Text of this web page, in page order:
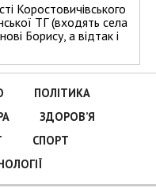
Коростовичівського
ТГ (входять села
Борису, а відтак і
ПОЛІТИКА
ЗДОРОВ’Я
СПОРТ